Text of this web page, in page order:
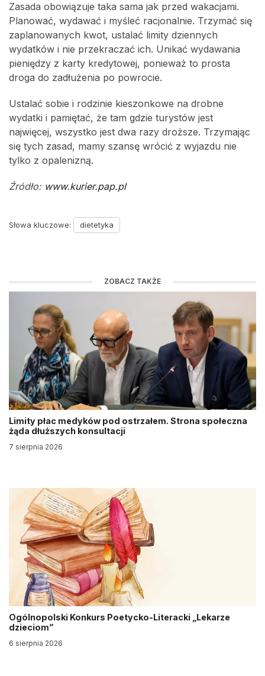
Zasada obowiązuje taka sama jak przed wakacjami.
Planować, wydawać i myśleć racjonalnie. Trzymać się
zaplanowanych kwot, ustalać limity dziennych
wydatków i nie przekraczać ich. Unikać wydawania
pieniędzy z karty kredytowej, ponieważ to prosta
droga do zadłużenia po powrocie.
Ustalać sobie i rodzinie kieszonkowe na drobne
wydatki i pamiętać, że tam gdzie turystów jest
najwięcej, wszystko jest dwa razy droższe. Trzymając
się tych zasad, mamy szansę wrócić z wyjazdu nie
tylko z opalenizną.
Źródło: www.kurier.pap.pl
Słowa kluczowe: dietetyka
ZOBACZ TAKŻE
Limity płac medyków pod ostrzałem. Strona społeczna
żąda dłuższych konsultacji
7 sierpnia 2026
Ogólnopolski Konkurs Poetycko-Literacki „Lekarze
dzieciom”
6 sierpnia 2026